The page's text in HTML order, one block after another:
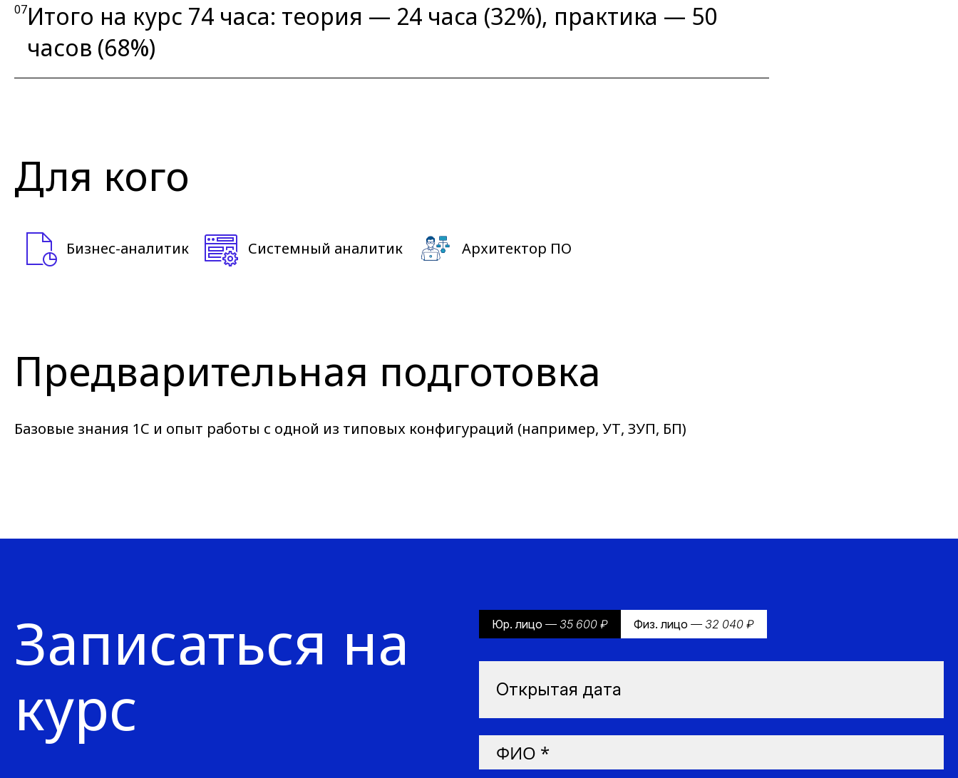
07Итого на курс 74 часа: теория — 24 часа (32%), практика — 50
часов (68%)
Для кого
Бизнес-аналитик Системный аналитик Архитектор ПО
Предварительная подготовка
Базовые знания 1С и опыт работы с одной из типовых конфигураций (например, УТ, ЗУП, БП)
Записаться на
курс
Юр. лицо — 35 600 ₽ Физ. лицо — 32 040 ₽
Открытая дата